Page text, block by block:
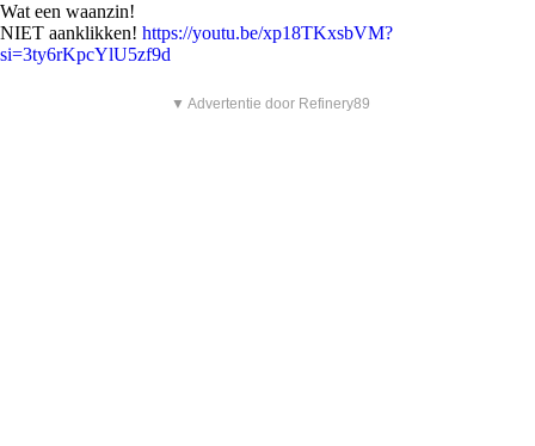
Wat een waanzin!
NIET aanklikken! https://youtu.be/xp18TKxsbVM?
si=3ty6rKpcYlU5zf9d
▼ Advertentie door Refinery89